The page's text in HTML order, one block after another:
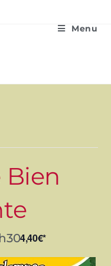
Menu
Bien
4,40€*